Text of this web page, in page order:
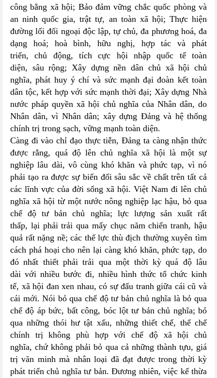
công bằng xã hội; Bảo đảm vững chắc quốc phòng và
an ninh quốc gia, trật tự, an toàn xã hội; Thực hiện
đường lối đối ngoại độc lập, tự chủ, đa phương hoá, đa
dạng hoá; hoà bình, hữu nghị, hợp tác và phát
triển, chủ động, tích cực hội nhập quốc tế toàn
diện, sâu rộng; Xây dựng nền dân chủ xã hội chủ
nghĩa, phát huy ý chí và sức mạnh đại đoàn kết toàn
dân tộc, kết hợp với sức mạnh thời đại; Xây dựng Nhà
nước pháp quyền xã hội chủ nghĩa của Nhân dân, do
Nhân dân, vì Nhân dân; xây dựng Đảng và hệ thống
chính trị trong sạch, vững mạnh toàn diện.
Càng đi vào chỉ đạo thực tiễn, Đảng ta càng nhận thức
được rằng, quá độ lên chủ nghĩa xã hội là một sự
nghiệp lâu dài, vô cùng khó khăn và phức tạp, vì nó
phải tạo ra được sự biến đổi sâu sắc về chất trên tất cả
các lĩnh vực của đời sống xã hội. Việt Nam đi lên chủ
nghĩa xã hội từ một nước nông nghiệp lạc hậu, bỏ qua
chế độ tư bản chủ nghĩa; lực lượng sản xuất rất
thấp, lại phải trải qua mấy chục năm chiến tranh, hậu
quả rất nặng nề; các thế lực thù địch thường xuyên tìm
cách phá hoại cho nên lại càng khó khăn, phức tạp, do
đó nhất thiết phải trải qua một thời kỳ quá độ lâu
dài với nhiều bước đi, nhiều hình thức tổ chức kinh
tế, xã hội đan xen nhau, có sự đấu tranh giữa cái cũ và
cái mới. Nói bỏ qua chế độ tư bản chủ nghĩa là bỏ qua
chế độ áp bức, bất công, bóc lột tư bản chủ nghĩa; bỏ
qua những thói hư tật xấu, những thiết chế, thể chế
chính trị không phù hợp với chế độ xã hội chủ
nghĩa, chứ không phải bỏ qua cả những thành tựu, giá
trị văn minh mà nhân loại đã đạt được trong thời kỳ
phát triển chủ nghĩa tư bản. Đương nhiên, việc kế thừa